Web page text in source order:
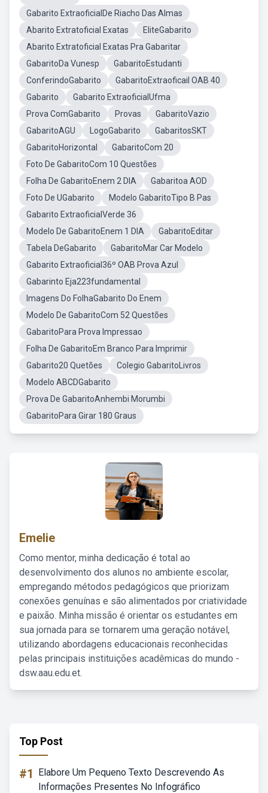
Gabarito ExtraoficialDe Riacho Das Almas
Abarito Extratoficial Exatas
EliteGabarito
Abarito Extratoficial Exatas Pra Gabaritar
GabaritoDa Vunesp
GabaritoEstudanti
ConferindoGabarito
GabaritoExtraoficail OAB 40
Gabarito
Gabarito ExtraoficialUfma
Prova ComGabarito
Provas
GabaritoVazio
GabaritoAGU
LogoGabarito
GabaritosSKT
GabaritoHorizontal
GabaritoCom 20
Foto De GabaritoCom 10 Questões
Folha De GabaritoEnem 2 DIA
Gabaritoa AOD
Foto De UGabarito
Modelo GabaritoTipo B Pas
Gabarito ExtraoficialVerde 36
Modelo De GabaritoEnem 1 DIA
GabaritoEditar
Tabela DeGabarito
GabaritoMar Car Modelo
Gabarito Extraoficial36º OAB Prova Azul
Gabarinto Eja223fundamental
Imagens Do FolhaGabarito Do Enem
Modelo De GabaritoCom 52 Questões
GabaritoPara Prova Impressao
Folha De GabaritoEm Branco Para Imprimir
Gabarito20 Quetões
Colegio GabaritoLivros
Modelo ABCDGabarito
Prova De GabaritoAnhembi Morumbi
GabaritoPara Girar 180 Graus
Emelie
Como mentor, minha dedicação é total ao
desenvolvimento dos alunos no ambiente escolar,
empregando métodos pedagógicos que priorizam
conexões genuínas e são alimentados por criatividade
e paixão. Minha missão é orientar os estudantes em
sua jornada para se tornarem uma geração notável,
utilizando abordagens educacionais reconhecidas
pelas principais instituições acadêmicas do mundo -
dsw.aau.edu.et.
Top Post
#1
Elabore Um Pequeno Texto Descrevendo As
Informações Presentes No Infográfico